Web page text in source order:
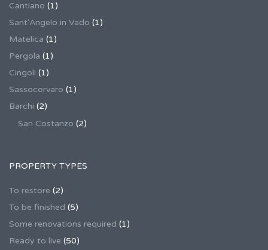
Cantiano (1)
Sant'Angelo in Vado (1)
Matelica (1)
Pergola (1)
Cingoli (1)
Sassocorvaro (1)
Barchi (2)
San Costanzo (2)
PROPERTY TYPES
To restore (2)
To be finished (5)
Some renovations required (1)
Ready to live (50)